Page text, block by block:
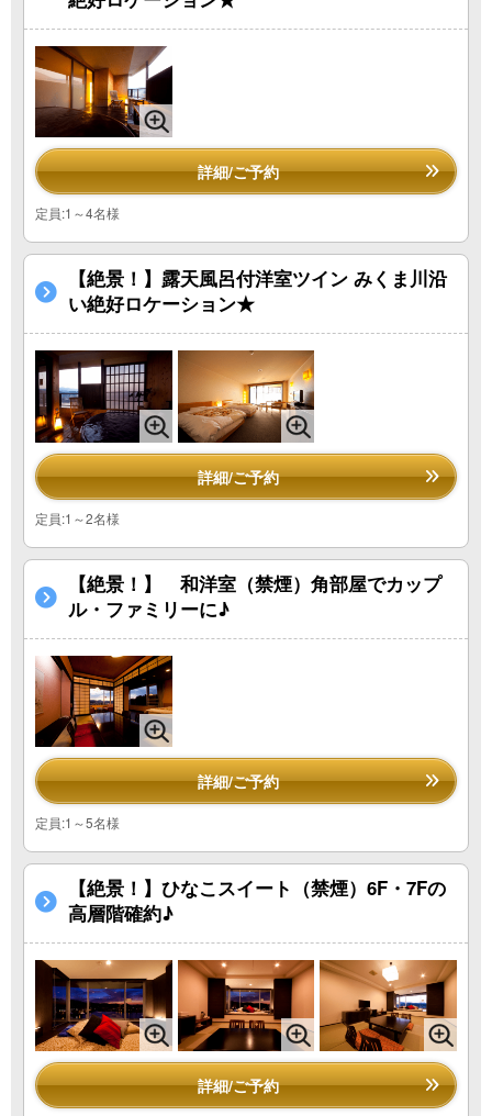
詳細/ご予約
定員:1～4名様
【絶景！】露天風呂付洋室ツイン みくま川沿
い絶好ロケーション★
詳細/ご予約
定員:1～2名様
【絶景！】 和洋室（禁煙）角部屋でカップ
ル・ファミリーに♪
詳細/ご予約
定員:1～5名様
【絶景！】ひなこスイート（禁煙）6F・7Fの
高層階確約♪
詳細/ご予約